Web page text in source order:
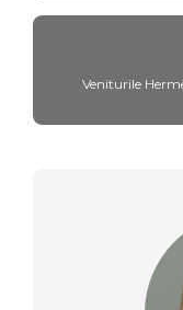
Veniturile